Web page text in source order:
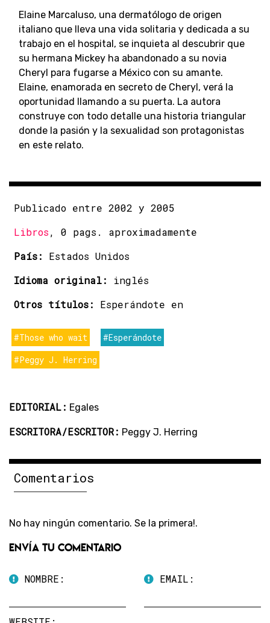
Elaine Marcaluso, una dermatólogo de origen
italiano que lleva una vida solitaria y dedicada a su
trabajo en el hospital, se inquieta al descubrir que
su hermana Mickey ha abandonado a su novia
Cheryl para fugarse a México con su amante.
Elaine, enamorada en secreto de Cheryl, verá la
oportunidad llamando a su puerta. La autora
construye con todo detalle una historia triangular
donde la pasión y la sexualidad son protagonistas
en este relato.
Publicado entre 2002 y 2005
Libros, 0 pags. aproximadamente
País: Estados Unidos
Idioma original: inglés
Otros títulos: Esperándote en
#Those who wait
#Esperándote
#Peggy J. Herring
EDITORIAL: Egales
ESCRITORA/ESCRITOR: Peggy J. Herring
Comentarios
No hay ningún comentario. Se la primera!.
Envía tu comentario
NOMBRE: EMAIL: